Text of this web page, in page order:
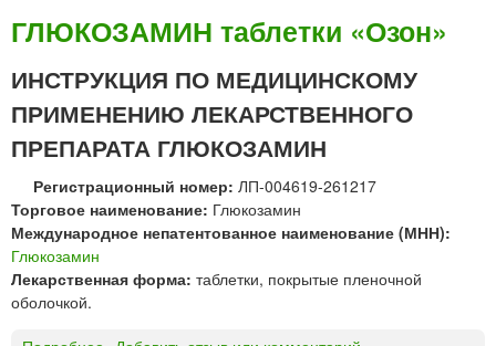
и
я
о
т
о
в
л
е
н
и
я
р
с
л
ю
о
з
м
и
н
а
у
ГЛЮКОЗАМИН таблетки «Озон»
ИНСТРУКЦИЯ ПО МЕДИЦИНСКОМУ
ПРИМЕНЕНИЮ ЛЕКАРСТВЕННОГО
ПРЕПАРАТА ГЛЮКОЗАМИН
Регистрационный номер: ЛП-004619-261217
Торговое наименование: Глюкозамин
Международное непатентованное наименование (МНН):
Глюкозамин
Лекарственная форма: таблетки, покрытые пленочной
оболочкой.